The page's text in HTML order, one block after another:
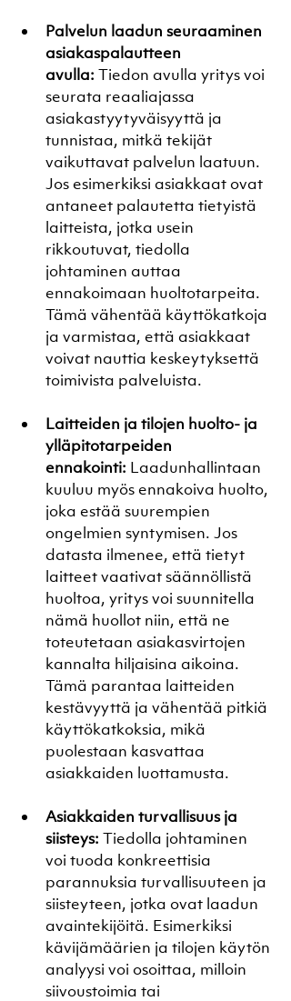
Palvelun laadun seuraaminen
asiakaspalautteen
avulla: Tiedon avulla yritys voi
seurata reaaliajassa
asiakastyytyväisyyttä ja
tunnistaa, mitkä tekijät
vaikuttavat palvelun laatuun.
Jos esimerkiksi asiakkaat ovat
antaneet palautetta tietyistä
laitteista, jotka usein
rikkoutuvat, tiedolla
johtaminen auttaa
ennakoimaan huoltotarpeita.
Tämä vähentää käyttökatkoja
ja varmistaa, että asiakkaat
voivat nauttia keskeytyksettä
toimivista palveluista.
Laitteiden ja tilojen huolto- ja
ylläpitotarpeiden
ennakointi: Laadunhallintaan
kuuluu myös ennakoiva huolto,
joka estää suurempien
ongelmien syntymisen. Jos
datasta ilmenee, että tietyt
laitteet vaativat säännöllistä
huoltoa, yritys voi suunnitella
nämä huollot niin, että ne
toteutetaan asiakasvirtojen
kannalta hiljaisina aikoina.
Tämä parantaa laitteiden
kestävyyttä ja vähentää pitkiä
käyttökatkoksia, mikä
puolestaan kasvattaa
asiakkaiden luottamusta.
Asiakkaiden turvallisuus ja
siisteys: Tiedolla johtaminen
voi tuoda konkreettisia
parannuksia turvallisuuteen ja
siisteyteen, jotka ovat laadun
avaintekijöitä. Esimerkiksi
kävijämäärien ja tilojen käytön
analyysi voi osoittaa, milloin
siivoustoimia tai